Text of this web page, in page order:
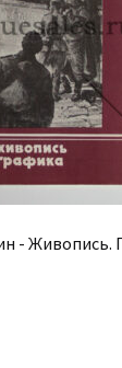
- Живопись.